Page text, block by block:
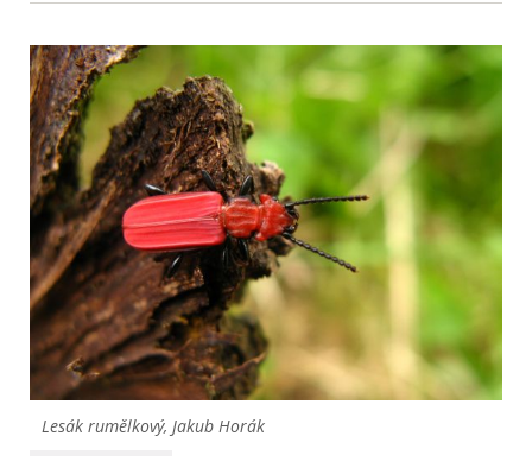
Lesák rumělkový, Jakub Horák